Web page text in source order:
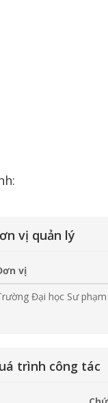
vị quản lý
vị
Đại học Sư phạm
trình công tác